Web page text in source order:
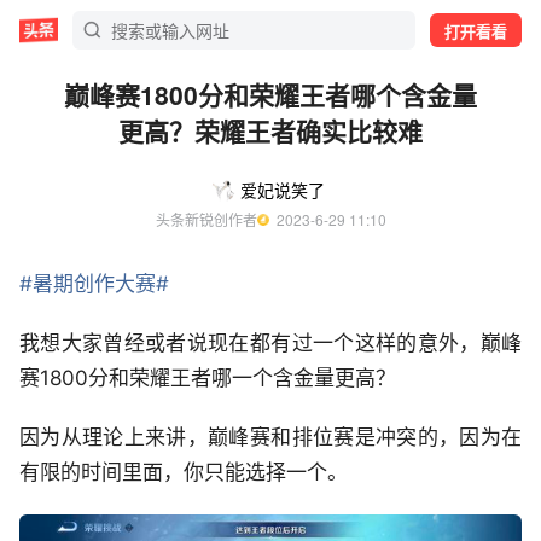
打开看看
巅峰赛1800分和荣耀王者哪个含金量
更高？荣耀王者确实比较难
爱妃说笑了
头条新锐创作者
  2023-6-29 11:10
#暑期创作大赛#
我想大家曾经或者说现在都有过一个这样的意外，巅峰
赛1800分和荣耀王者哪一个含金量更高？
因为从理论上来讲，巅峰赛和排位赛是冲突的，因为在
有限的时间里面，你只能选择一个。